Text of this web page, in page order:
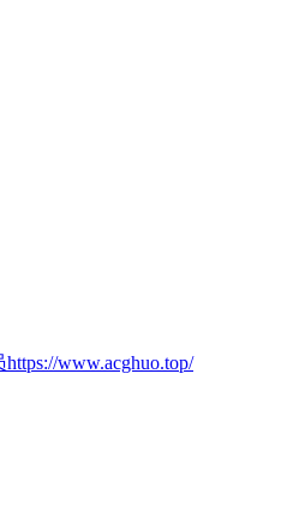
www.acghuo.top/